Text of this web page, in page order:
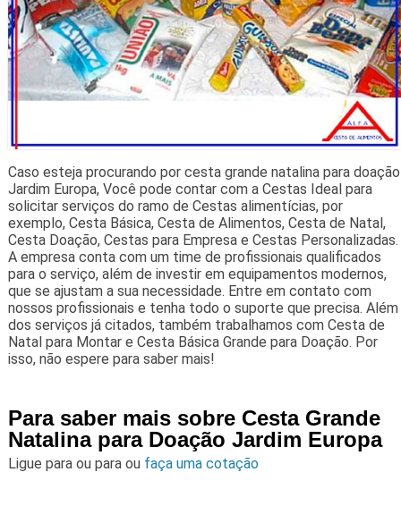
Caso esteja procurando por cesta grande natalina para doação
Jardim Europa, Você pode contar com a Cestas Ideal para
solicitar serviços do ramo de Cestas alimentícias, por
exemplo, Cesta Básica, Cesta de Alimentos, Cesta de Natal,
Cesta Doação, Cestas para Empresa e Cestas Personalizadas.
A empresa conta com um time de profissionais qualificados
para o serviço, além de investir em equipamentos modernos,
que se ajustam a sua necessidade. Entre em contato com
nossos profissionais e tenha todo o suporte que precisa. Além
dos serviços já citados, também trabalhamos com Cesta de
Natal para Montar e Cesta Básica Grande para Doação. Por
isso, não espere para saber mais!
Para saber mais sobre Cesta Grande
Natalina para Doação Jardim Europa
Ligue para ou para ou faça uma cotação